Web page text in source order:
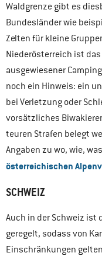
Waldgrenze gibt es
Bundesländer wie
Zelten für kleine
Niederösterreich ist
ausgewiesener
noch ein Hinweis: ein
bei Verletzung oder
vorsätzliches
teuren Strafen belegt
Angaben zu wo, wie,
österreichischen
SCHWEIZ
Auch in der Schweiz
geregelt, sodass von
Einschränkungen